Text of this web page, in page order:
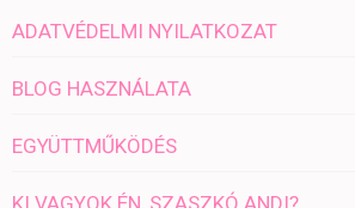
ADATVÉDELMI NYILATKOZAT
BLOG HASZNÁLATA
EGYÜTTMŰKÖDÉS